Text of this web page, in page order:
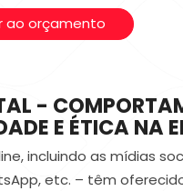
ao orçamento
-
E ÉTICA NA
incluindo as mídias
etc. – têm